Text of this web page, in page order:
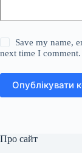
Save my name,
next time I comment.
Опублікувати
Про сайт